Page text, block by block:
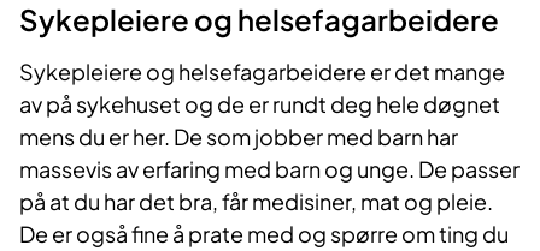
Sykepleiere og helsefagarbeidere
Sykepleiere og helsefagarbeidere er det mange
av på sykehuset og de er rundt deg hele døgnet
mens du er her. De som jobber med barn har
massevis av erfaring med barn og unge. De passer
på at du har det bra, får medisiner, mat og pleie.
De er også fine å prate med og spørre om ting du